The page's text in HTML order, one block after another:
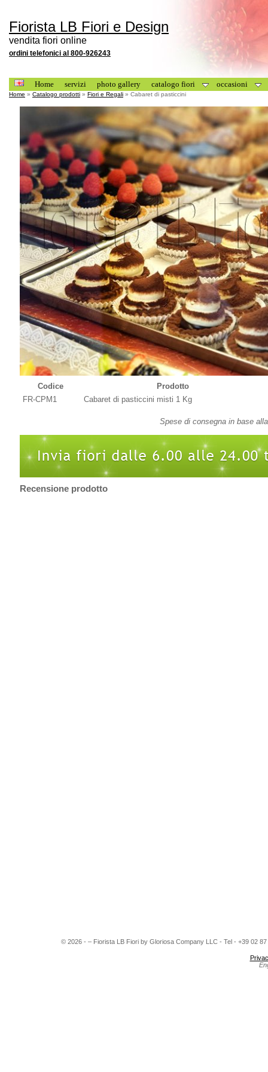
Fiorista LB Fiori e Design
vendita fiori online
ordini telefonici al 800-926243
Home servizi photo gallery catalogo fiori occasioni
Home » Catalogo prodotti » Fiori e Regali » Cabaret di pasticcini
Codice
Prodotto
FR-CPM1
Cabaret di pasticcini misti 1 Kg
Spese di consegna in base
Recensione prodotto
© 2026 - – Fiorista LB Fiori by Gloriosa Company LLC - Tel - +39 02